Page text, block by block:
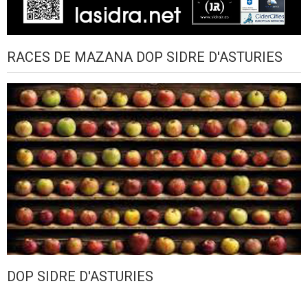
RACES DE MAZANA DOP SIDRE D'ASTURIES
DOP SIDRE D'ASTURIES